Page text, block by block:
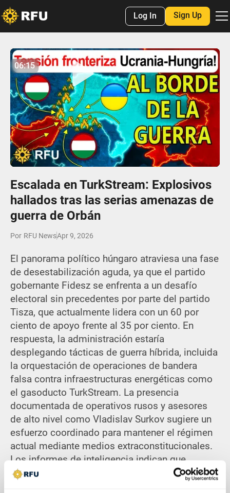
Log In Sign Up
Play
06:14
Mute Settings
Enter
No items found.
06:15
Escalada en TurkStream: Explosivos
hallados tras las serias amenazas de
guerra de Orbán
Por RFU NewsApr 9, 2026
El panorama político húngaro atraviesa una fase
de desestabilización aguda, ya que el partido
gobernante Fidesz se enfrenta a un desafío
electoral sin precedentes por parte del partido
Tisza, que actualmente lidera con un 60 por
ciento de apoyo frente al 35 por ciento. En
respuesta, la administración estaría
desplegando tácticas de guerra híbrida, incluida
la orquestación de operaciones de bandera
falsa contra infraestructuras energéticas como
el gasoducto TurkStream. La presencia
documentada de operativos rusos y asesores
de alto nivel como Vladislav Surkov sugiere un
esfuerzo coordinado para mantener el régimen
actual mediante medios extraconstitucionales.
Los informes de inteligencia indican que
incidentes de seguridad simulados, incluido un